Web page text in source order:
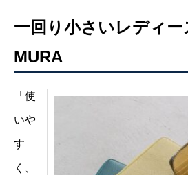
一回り小さいレディー
MURA
「使
いや
す
く、